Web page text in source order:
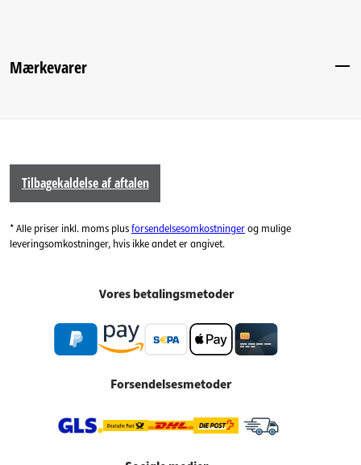
Mærkevarer
Tilbagekaldelse af aftalen
* Alle priser inkl. moms plusforsendelsesomkostningerog mulige
leveringsomkostninger, hvis ikke andet er angivet.
Vores betalingsmetoder
Forsendelsesmetoder